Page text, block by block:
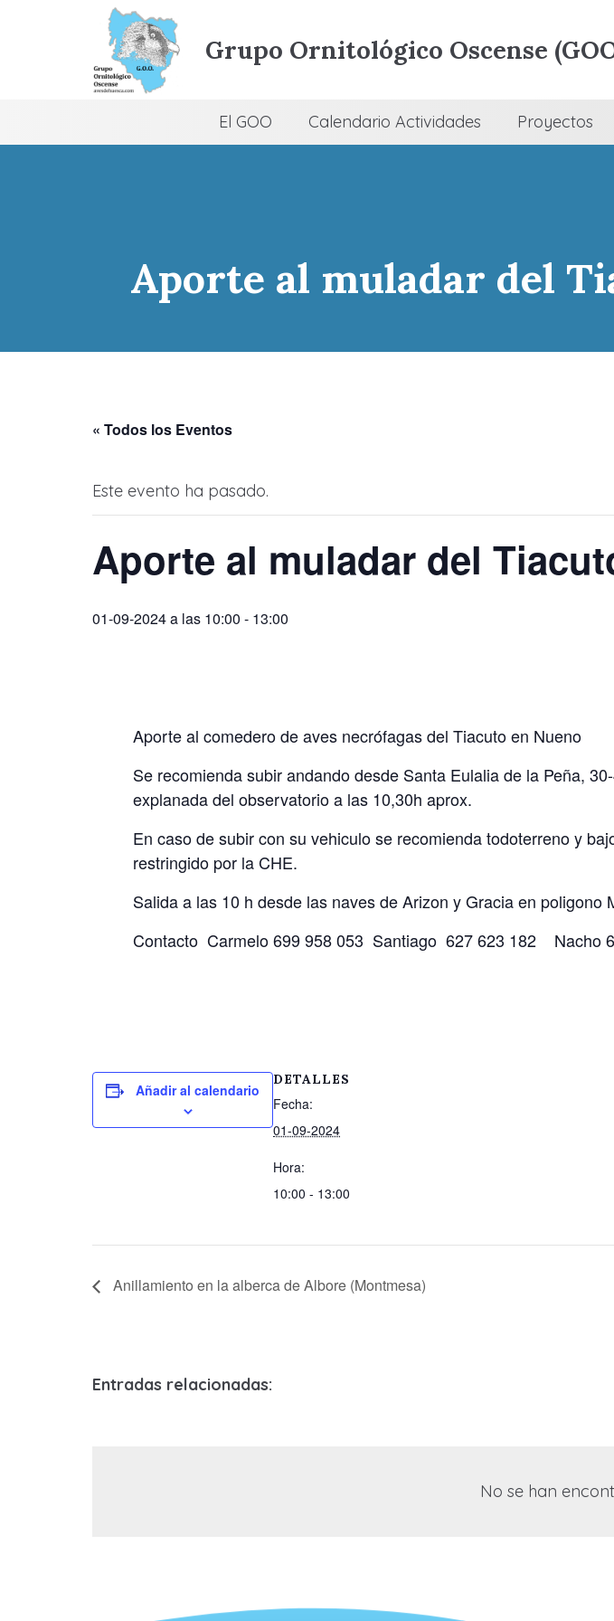
Grupo Ornitológico Oscense
El GOO Calendario Actividades Proyectos
Aporte al muladar del
« Todos los Eventos
Este evento ha pasado.
Aporte al muladar del
01-09-2024 a las 10:00 - 13:00
Aporte al comedero de aves necrófagas del Tiacuto en Nueno
Se recomienda subir andando desde Santa Eulalia de la Peña,
explanada del observatorio a las 10,30h aprox.
En caso de subir con su vehiculo se recomienda todoterreno y
restringido por la CHE.
Salida a las 10 h desde las naves de Arizon y Gracia en poligono
Contacto Carmelo 699 958 053 Santiago 627 623 182 Nacho
Añadir al calendario
DETALLES
Fecha:
01-09-2024
Hora:
10:00 - 13:00
Anillamiento en la alberca de Albore (Montmesa)
Entradas relacionadas:
No se han